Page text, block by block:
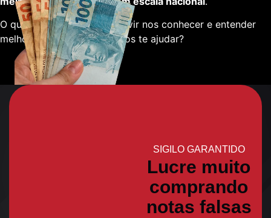
O que está esperando para vir nos conhecer e entender
melhor sobre como podemos te ajudar?
SIGILO GARANTIDO
Lucre muito
comprando
notas falsas